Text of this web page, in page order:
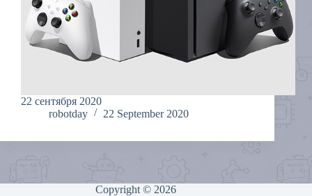
22 cентября 2020
robotday
22 September 2020
Copyright © 2026